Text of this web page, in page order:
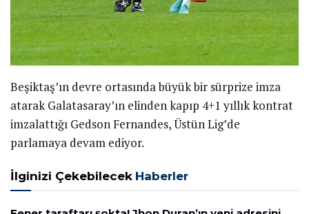
Beşiktaş’ın devre ortasında büyük bir sürprize imza
atarak Galatasaray’ın elinden kapıp 4+1 yıllık kontrat
imzalattığı Gedson Fernandes, Üstün Lig’de
parlamaya devam ediyor.
İlginizi Çekebilecek Haberler